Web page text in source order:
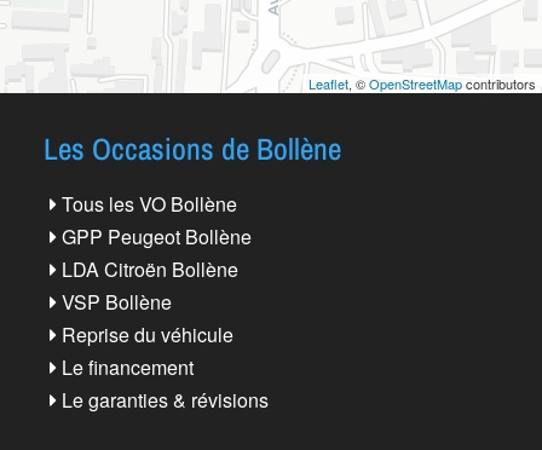
Leaflet, ©OpenStreetMapcontributors
Les Occasions de Bollène
Tous les VO Bollène
GPP Peugeot Bollène
LDA Citroën Bollène
VSP Bollène
Reprise du véhicule
Le financement
Le garanties & révisions